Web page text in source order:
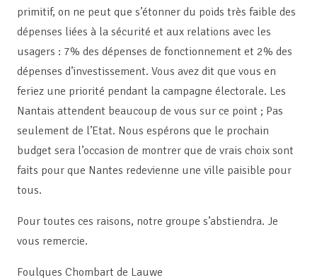
primitif, on ne peut que s’étonner du poids très faible des
dépenses liées à la sécurité et aux relations avec les
usagers : 7% des dépenses de fonctionnement et 2% des
dépenses d’investissement. Vous avez dit que vous en
feriez une priorité pendant la campagne électorale. Les
Nantais attendent beaucoup de vous sur ce point ; Pas
seulement de l’Etat. Nous espérons que le prochain
budget sera l’occasion de montrer que de vrais choix sont
faits pour que Nantes redevienne une ville paisible pour
tous.
Pour toutes ces raisons, notre groupe s’abstiendra. Je
vous remercie.
Foulques Chombart de Lauwe